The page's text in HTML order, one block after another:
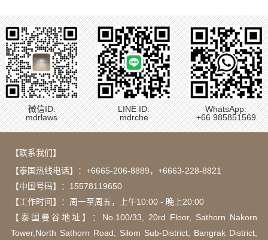
微信ID:
mdrlaws
LINE ID:
mdrche
WhatsApp:
+66 985851569
【联系我们】
【泰国热线电话】： +6665-206-8889， +6663-228-8821
【中国号码】：15578119650
【工作时间】：周一至周五，上午10:00 - 晚上20:00
【泰国曼谷地址】：Νο.100/33, 20rd Floor, Sathorn Nakorn
Tower,North Sathorn Road, Silom Sub-District, Bangrak District,